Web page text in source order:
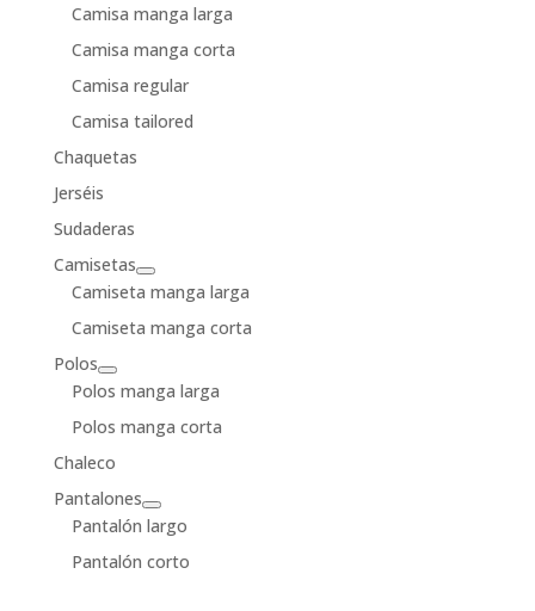
Camisa manga larga
Camisa manga corta
Camisa regular
Camisa tailored
Chaquetas
Jerséis
Sudaderas
Camisetas
Camiseta manga larga
Camiseta manga corta
Polos
Polos manga larga
Polos manga corta
Chaleco
Pantalones
Pantalón largo
Pantalón corto